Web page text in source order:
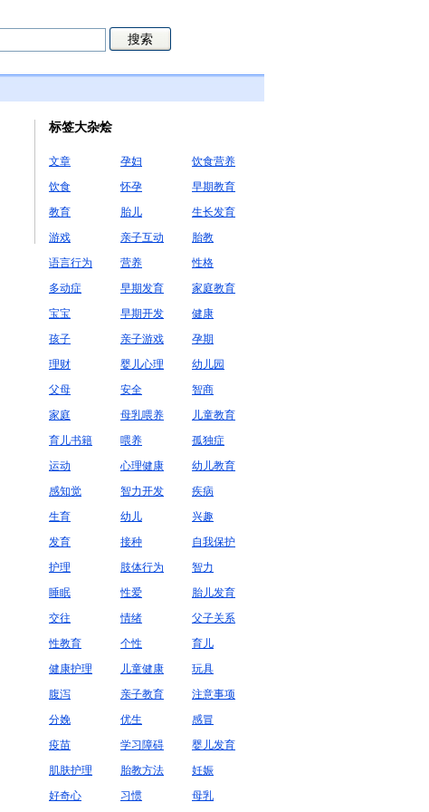
标签大杂烩
文章 孕妇
饮食营养
饮食
怀孕
早期教育
教育
胎儿
生长发育
游戏
亲子互动
胎教
语言行为
营养
性格
多动症
早期发育
家庭教育
宝宝
早期开发
健康
孩子
亲子游戏
孕期
理财
婴儿心理
幼儿园
父母
安全
智商
家庭
母乳喂养
儿童教育
育儿书籍
喂养
孤独症
运动
心理健康
幼儿教育
感知觉
智力开发
疾病
生育
幼儿
兴趣
发育
接种
自我保护
护理
肢体行为
智力
睡眠
性爱
胎儿发育
交往
情绪
父子关系
性教育
个性
育儿
健康护理
儿童健康
玩具
腹泻
亲子教育
注意事项
分娩
优生
感冒
疫苗
学习障碍
婴儿发育
肌肤护理
胎教方法
妊娠
好奇心
习惯 母乳